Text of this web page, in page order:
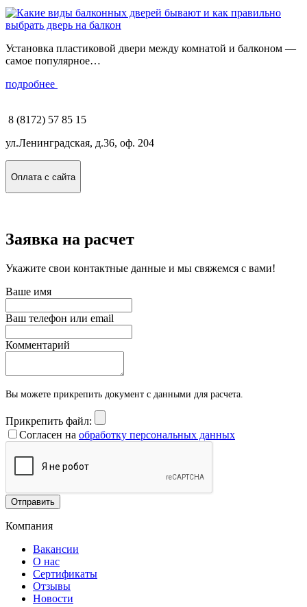
Установка пластиковой двери между комнатой и балконом —
самое популярное…
подробнее
8 (8172) 57 85 15
ул.Ленинградская, д.36, оф. 204
Оплата с сайта
Заявка на расчет
Укажите свои контактные данные и мы свяжемся с вами!
Ваше имя
Ваш телефон или email
Комментарий
Вы можете прикрепить документ с данными для расчета.
Прикрепить файл:
Согласен на обработку персональных данных
Отправить
Компания
Вакансии
О нас
Сертификаты
Отзывы
Новости